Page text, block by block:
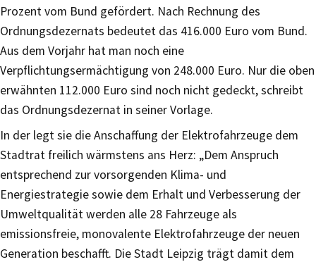
Prozent vom Bund gefördert. Nach Rechnung des
Ordnungsdezernats bedeutet das 416.000 Euro vom Bund.
Aus dem Vorjahr hat man noch eine
Verpflichtungsermächtigung von 248.000 Euro. Nur die oben
erwähnten 112.000 Euro sind noch nicht gedeckt, schreibt
das Ordnungsdezernat in seiner Vorlage.
In der legt sie die Anschaffung der Elektrofahrzeuge dem
Stadtrat freilich wärmstens ans Herz: „Dem Anspruch
entsprechend zur vorsorgenden Klima- und
Energiestrategie sowie dem Erhalt und Verbesserung der
Umweltqualität werden alle 28 Fahrzeuge als
emissionsfreie, monovalente Elektrofahrzeuge der neuen
Generation beschafft. Die Stadt Leipzig trägt damit dem